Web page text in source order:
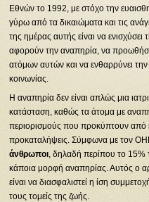
Εθνών το 1992, με στόχο την
γύρω από τα δικαιώματα και τις
της ημέρας αυτής είναι να
αφορούν την αναπηρία, να
ατόμων αυτών και να ενθαρρύνει την
κοινωνίας.
Η αναπηρία δεν είναι απλώς μια
κατάσταση, καθώς τα άτομα με
περιορισμούς που προκύπτουν από
προκαταλήψεις. Σύμφωνα με τον
άνθρωποι, δηλαδή περίπου το 15%
κάποια μορφή αναπηρίας. Αυτός ο
είναι να διασφαλιστεί η ίση
τους τομείς της ζωής.